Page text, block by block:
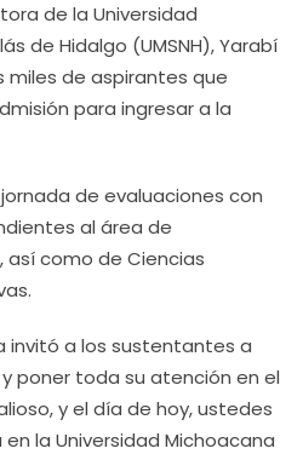
de la Universidad
de Hidalgo (UMSNH), Yarabí
miles de aspirantes que
para ingresar a la
de evaluaciones con
al área de
así como de Ciencias
invitó a los sustentantes a
poner toda su atención en el
y el día de hoy, ustedes
la Universidad Michoacana